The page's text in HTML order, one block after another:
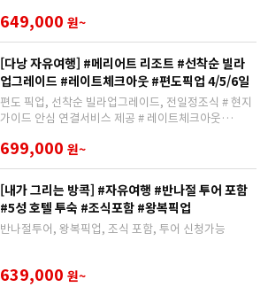
649,000 원~
[다낭 자유여행] #메리어트 리조트 #선착순 빌라
업그레이드 #레이트체크아웃 #편도픽업 4/5/6일
편도 픽업, 선착순 빌라업그레이드, 전일정조식 # 현지
가이드 안심 연결서비스 제공 # 레이트체크아웃
699,000 원~
[내가 그리는 방콕] #자유여행 #반나절 투어 포함
#5성 호텔 투숙 #조식포함 #왕복픽업
반나절투어, 왕복픽업, 조식 포함, 투어 신청가능
639,000 원~